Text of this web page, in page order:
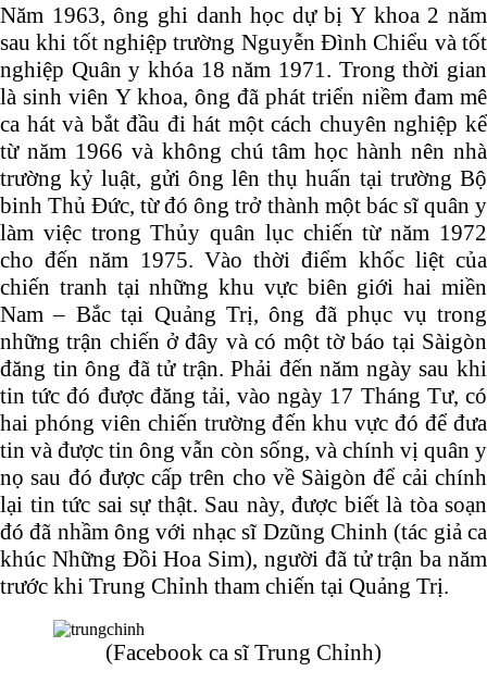
Năm 1963, ông ghi danh học dự bị Y khoa 2 năm
sau khi tốt nghiệp trường Nguyễn Đình Chiểu và tốt
nghiệp Quân y khóa 18 năm 1971. Trong thời gian
là sinh viên Y khoa, ông đã phát triển niềm đam mê
ca hát và bắt đầu đi hát một cách chuyên nghiệp kể
từ năm 1966 và không chú tâm học hành nên nhà
trường kỷ luật, gửi ông lên thụ huấn tại trường Bộ
binh Thủ Ðức, từ đó ông trở thành một bác sĩ quân y
làm việc trong Thủy quân lục chiến từ năm 1972
cho đến năm 1975. Vào thời điểm khốc liệt của
chiến tranh tại những khu vực biên giới hai miền
Nam – Bắc tại Quảng Trị, ông đã phục vụ trong
những trận chiến ở đây và có một tờ báo tại Sàigòn
đăng tin ông đã tử trận. Phải đến năm ngày sau khi
tin tức đó được đăng tải, vào ngày 17 Tháng Tư, có
hai phóng viên chiến trường đến khu vực đó để đưa
tin và được tin ông vẫn còn sống, và chính vị quân y
nọ sau đó được cấp trên cho về Sàigòn để cải chính
lại tin tức sai sự thật. Sau này, được biết là tòa soạn
đó đã nhầm ông với nhạc sĩ Dzũng Chinh (tác giả ca
khúc Những Đồi Hoa Sim), người đã tử trận ba năm
trước khi Trung Chỉnh tham chiến tại Quảng Trị.
(Facebook ca sĩ Trung Chỉnh)